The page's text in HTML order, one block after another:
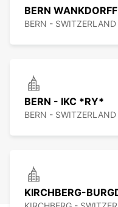
BERN
BERN - SWITZERLAND
BERN - IKC *RY*
BERN - SWITZERLAND
KIRCHBERG-